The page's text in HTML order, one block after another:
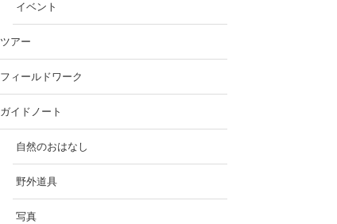
イベント
ツアー
フィールドワーク
ガイドノート
自然のおはなし
野外道具
写真